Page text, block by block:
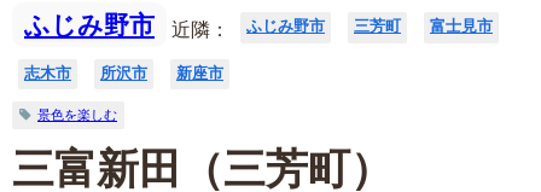
ふじみ野市 近隣： ふじみ野市 三芳町 富士見市
志木市 所沢市 新座市
景色を楽しむ
三富新田（三芳町）